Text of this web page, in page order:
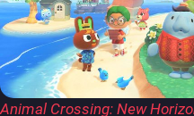
Animal Crossing: New